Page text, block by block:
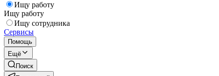
Ищу работу
Ищу работу
Ищу сотрудника
Сервисы
Помощь
Ещё
Поиск